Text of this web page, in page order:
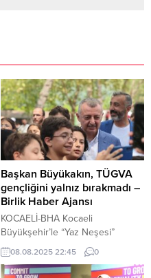
Başkan Büyükakın, TÜGVA
gençliğini yalnız bırakmadı –
Birlik Haber Ajansı
KOCAELİ-BHA Kocaeli
Büyükşehir’le “Yaz Neşesi”
konserleri başlıyor İçeriği
Görüntüle 2025 yaz okulu sona
erdi Türkiye Gençlik Vakfı
08.08.2025 22:45 0